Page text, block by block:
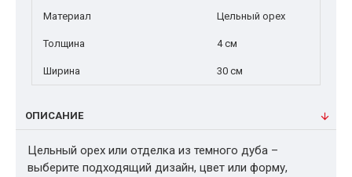
Материал Цельный орех
Толщина 4 см
Ширина 30 см
ОПИСАНИЕ
Цельный орех или отделка из темного дуба –
выберите подходящий дизайн, цвет или форму,